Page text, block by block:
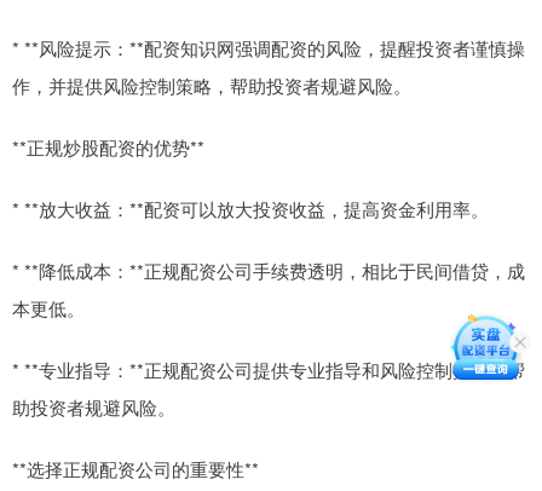
* **风险提示：**配资知识网强调配资的风险，提醒投资者谨慎操
作，并提供风险控制策略，帮助投资者规避风险。
**正规炒股配资的优势**
* **放大收益：**配资可以放大投资收益，提高资金利用率。
* **降低成本：**正规配资公司手续费透明，相比于民间借贷，成
本更低。
* **专业指导：**正规配资公司提供专业指导和风险控制措施，帮
助投资者规避风险。
**选择正规配资公司的重要性**